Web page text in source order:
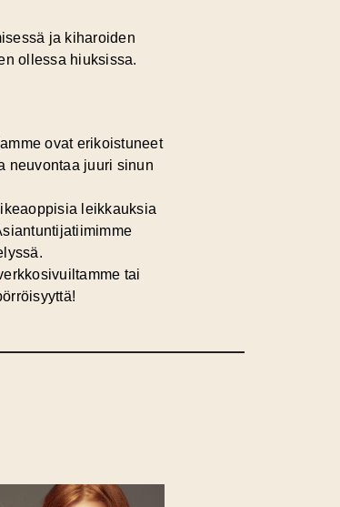
ja kiharoiden
ollessa hiuksissa.
ovat erikoistuneet
neuvontaa juuri sinun
leikkauksia
tai